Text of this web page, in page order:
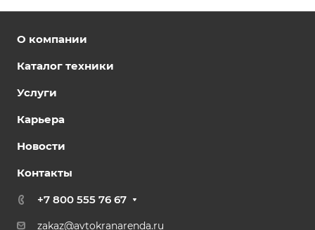
О компании
Каталог техники
Услуги
Карьера
Новости
Контакты
+7 800 555 76 67
zakaz@avtokranarenda.ru